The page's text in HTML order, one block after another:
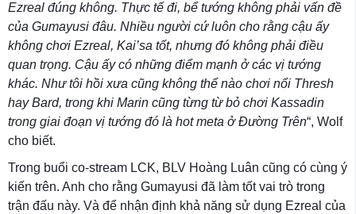
Ezreal đúng không. Thực tế đi, bể tướng không phải vấn đề
của Gumayusi đâu. Nhiều người cứ luôn cho rằng cậu ấy
không chơi Ezreal, Kai’sa tốt, nhưng đó không phải điều
quan trọng. Cậu ấy có những điểm mạnh ở các vị tướng
khác. Như tôi hồi xưa cũng không thể nào chơi nổi Thresh
hay Bard, trong khi Marin cũng từng từ bỏ chơi Kassadin
trong giai đoạn vị tướng đó là hot meta ở Đường Trên“, Wolf
cho biết.
Trong buổi co-stream LCK, BLV Hoàng Luân cũng có cùng ý
kiến trên. Anh cho rằng Gumayusi đã làm tốt vai trò trong
trận đấu này. Và để nhận định khả năng sử dụng Ezreal của